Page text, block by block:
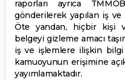
raporları ayrıca
gönderilerek yapılan iş
Öte yandan, hiçbir kişi
belgeyi gizleme amacı
iş ve işlemlere ilişkin
kamuoyunun erişimine
yayımlamaktadır.